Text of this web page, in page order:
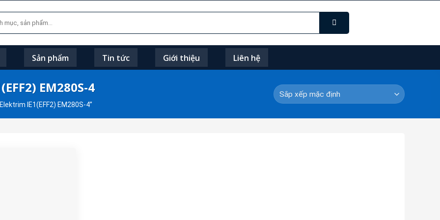
Sản phẩm Tin tức Giới thiệu Liên hệ
EM280S-4
IE1(EFF2) EM280S-4”